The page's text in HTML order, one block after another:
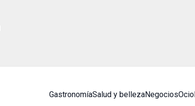
GastronomíaSalud y bellezaNegociosOcio